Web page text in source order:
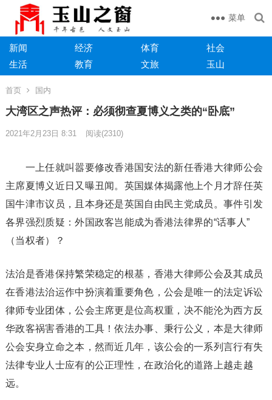
菜单
新闻 经济 体育
社会
生活
教育 文旅 玉山
首页 国内
大湾区之声热评：必须彻查夏博义之类的“卧底”
2021年2月23日 8:31 阅读(2310)
一上任就叫嚣要修改香港国安法的新任香港大律师公会
主席夏博义近日又曝丑闻。英国媒体揭露他上个月才辞任英
国牛津市议员，且本身还是英国自由民主党成员。事件引发
各界强烈质疑：外国政客岂能成为香港法律界的“话事人”
（当权者）？
法治是香港保持繁荣稳定的根基，香港大律师公会及其成员
在香港法治运作中扮演着重要角色，公会是唯一的法定诉讼
律师专业团体，公会主席更是位高权重，决不能沦为西方反
华政客祸害香港的工具！依法办事、秉行公义，本是大律师
公会安身立命之本，然而近几年，该公会的一系列言行有失
法律专业人士应有的公正理性，在政治化的道路上越走越
远。